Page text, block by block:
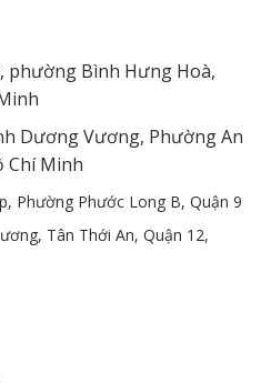
phường Bình Hưng Hoà,
Dương Vương, Phường An
Chí Minh
Phường Phước Long B, Quận 9
Tân Thới An, Quận 12,